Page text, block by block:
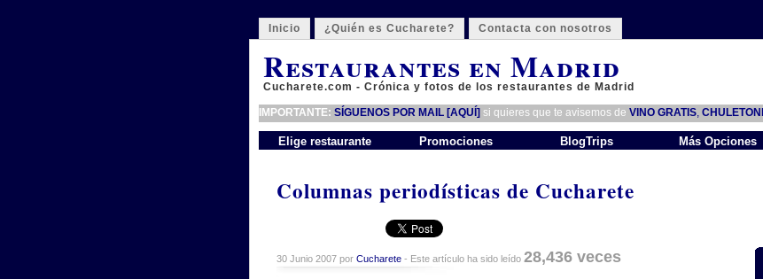
Inicio ¿Quién es Cucharete? Contacta con nosotros
Restaurantes en Madrid
Cucharete.com - Crónica y fotos de los restaurantes de Madrid
IMPORTANTE: SÍGUENOS POR MAIL [AQUÍ] si quieres que te avisemos de VINO GRATIS,
Elige restaurante Promociones BlogTrips Más Opciones
Columnas periodísticas de Cucharete
30 Junio 2007 por Cucharete - Este artículo ha sido leído 28,436 veces